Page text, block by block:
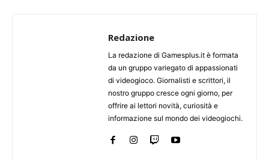
Redazione
La redazione di Gamesplus.it è formata
da un gruppo variegato di appassionati
di videogioco. Giornalisti e scrittori, il
nostro gruppo cresce ogni giorno, per
offrire ai lettori novità, curiosità e
informazione sul mondo dei videogiochi.